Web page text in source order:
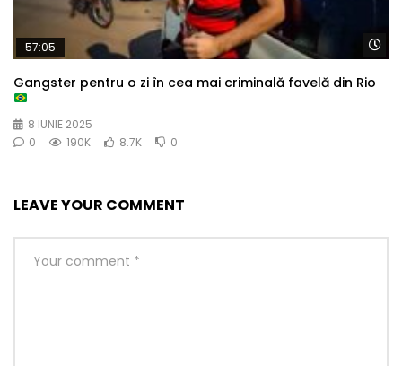
57:05
Gangster pentru o zi în cea mai criminală favelă din Rio
8 IUNIE 2025
0
190K 8.7K 0
LEAVE YOUR COMMENT